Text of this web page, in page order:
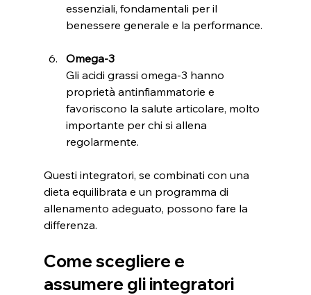
essenziali, fondamentali per il
benessere generale e la performance.
Omega-3
Gli acidi grassi omega-3 hanno
proprietà antinfiammatorie e
favoriscono la salute articolare, molto
importante per chi si allena
regolarmente.
Questi integratori, se combinati con una
dieta equilibrata e un programma di
allenamento adeguato, possono fare la
differenza.
Come scegliere e
assumere gli integratori